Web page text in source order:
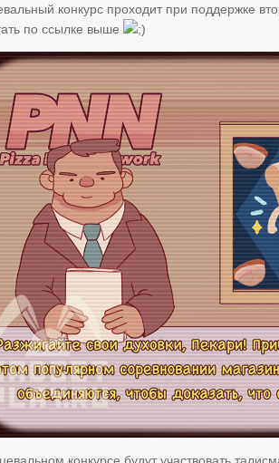
конкурс проходит при поддержке
по ссылке выше